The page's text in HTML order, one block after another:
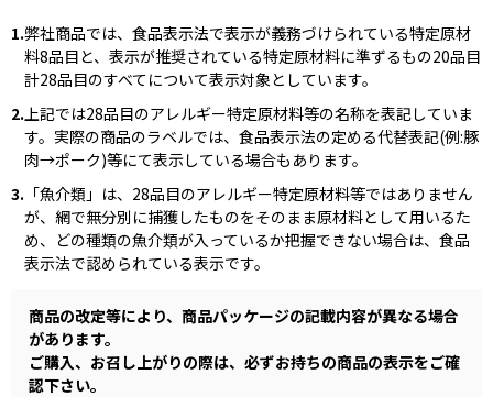
だしパック
1.弊社商品では、食品表示法で表示が義務づけられている特定原材
料8品目と、表示が推奨されている特定原材料に準ずるもの20品目
計28品目のすべてについて表示対象としています。
2. 上記では28品目のアレルギー特定原材料等の名称を表記していま
す。実際の商品のラベルでは、食品表示法の定める代替表記(例:豚
肉→ポーク)等にて表示している場合もあります。
3. 「魚介類」は、28品目のアレルギー特定原材料等ではありません
が、網で無分別に捕獲したものをそのまま原材料として用いるた
め、どの種類の魚介類が入っているか把握できない場合は、食品
表示法で認められている表示です。
商品の改定等により、商品パッケージの記載内容が異なる場合
があります。
ご購入、お召し上がりの際は、必ずお持ちの商品の表示をご確
認下さい。